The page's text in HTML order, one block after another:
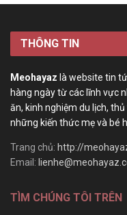
THÔNG TIN
Meohayaz là website tin
hàng ngày từ các lĩnh vực
ăn, kinh nghiệm du lịch,
những kiến thức mẹ và bé
Trang chủ: http://
Email:
TÌM CHÚNG TÔI TRÊN